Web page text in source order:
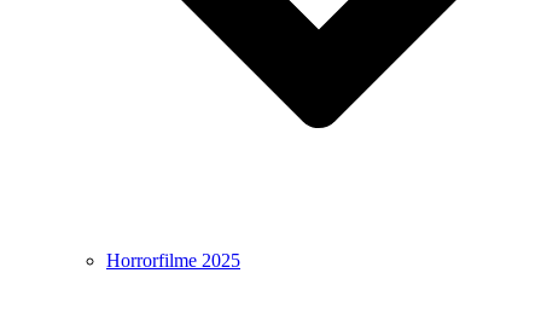
Horrorfilme 2025